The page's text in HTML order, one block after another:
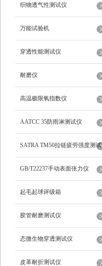
织物透气性测试仪
万能试验机
穿透性能测试仪
耐磨仪
高温极限氧指数仪
AATCC 35防雨淋测试仪
SATRA TM50拉链疲劳强度测试
仪
GB/T22237手动表面张力仪
起毛起球评级箱
胶管耐磨测试仪
态微生物穿透测试仪
皮革耐折测试仪